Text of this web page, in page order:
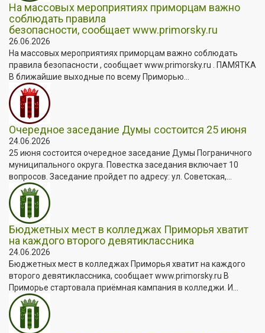
На массовых мероприятиях приморцам важно
соблюдать правила
безопасности, сообщает www.primorsky.ru
26.06.2026
На массовых мероприятиях приморцам важно соблюдать
правила безопасности , сообщает www.primorsky.ru . ПАМЯТКА
В ближайшие выходные по всему Приморью...
Очередное заседание Думы состоится 25 июня
24.06.2026
25 июня состоится очередное заседание Думы Пограничного
муниципального округа. Повестка заседания включает 10
вопросов. Заседание пройдет по адресу: ул. Советская,...
Бюджетных мест в колледжах Приморья хватит
на каждого второго девятиклассника
24.06.2026
Бюджетных мест в колледжах Приморья хватит на каждого
второго девятиклассника, сообщает www.primorsky.ru В
Приморье стартовала приёмная кампания в колледжи. И...